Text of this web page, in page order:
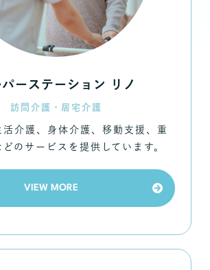
ーステーション リノ
訪問介護・居宅介護
活介護、身体介護、移動支援、重
のサービスを提供しています。
VIEW MORE